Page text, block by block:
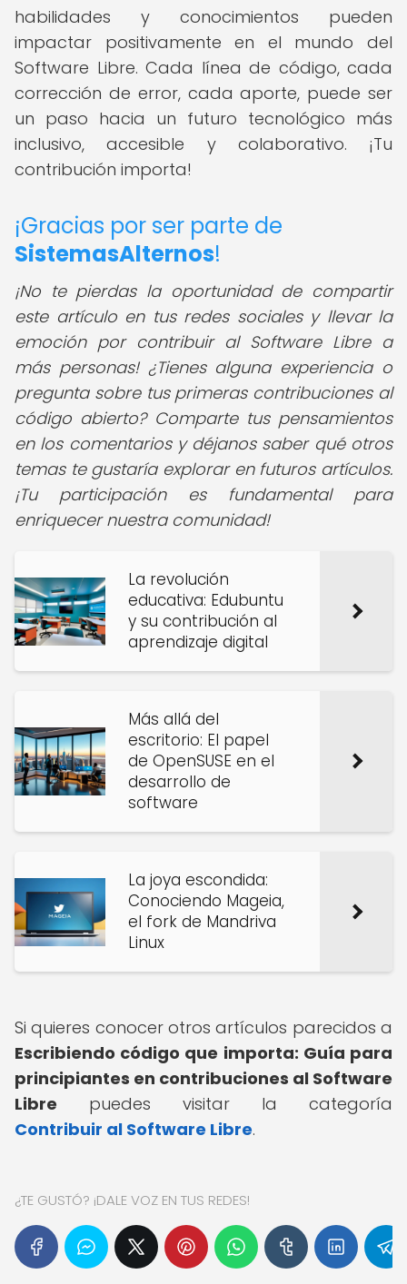
habilidades y conocimientos pueden
impactar positivamente en el mundo del
Software Libre. Cada línea de código, cada
corrección de error, cada aporte, puede ser
un paso hacia un futuro tecnológico más
inclusivo, accesible y colaborativo. ¡Tu
contribución importa!
¡Gracias por ser parte de
SistemasAlternos!
¡No te pierdas la oportunidad de compartir
este artículo en tus redes sociales y llevar la
emoción por contribuir al Software Libre a
más personas! ¿Tienes alguna experiencia o
pregunta sobre tus primeras contribuciones al
código abierto? Comparte tus pensamientos
en los comentarios y déjanos saber qué otros
temas te gustaría explorar en futuros artículos.
¡Tu participación es fundamental para
enriquecer nuestra comunidad!
La revolución
educativa: Edubuntu
y su contribución al
aprendizaje digital
Más allá del
escritorio: El papel
de OpenSUSE en el
desarrollo de
software
La joya escondida:
Conociendo Mageia,
el fork de Mandriva
Linux
Si quieres conocer otros artículos parecidos a
Escribiendo código que importa: Guía para
principiantes en contribuciones al Software
Libre puedes visitar la categoría
Contribuir al Software Libre.
¿TE GUSTÓ? ¡DALE VOZ EN TUS REDES!